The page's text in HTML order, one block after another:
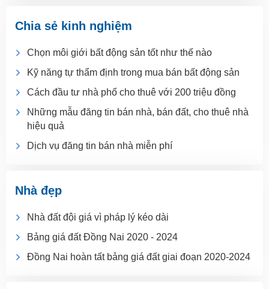
Chia sẻ kinh nghiệm
Chọn môi giới bất động sản tốt như thế nào
Kỹ năng tự thẩm định trong mua bán bất động sản
Cách đầu tư nhà phố cho thuê với 200 triệu đồng
Những mẫu đăng tin bán nhà, bán đất, cho thuê nhà
hiệu quả
Dịch vụ đăng tin bán nhà miễn phí
Nhà đẹp
Nhà đất đội giá vì pháp lý kéo dài
Bảng giá đất Đồng Nai 2020 - 2024
Đồng Nai hoàn tất bảng giá đất giai đoạn 2020-2024